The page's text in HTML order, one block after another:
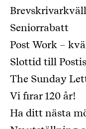
Seniorrabatt
Post Work –
Slottid till Postis
The Sunday
Vi firar 120 år!
Ha ditt nästa